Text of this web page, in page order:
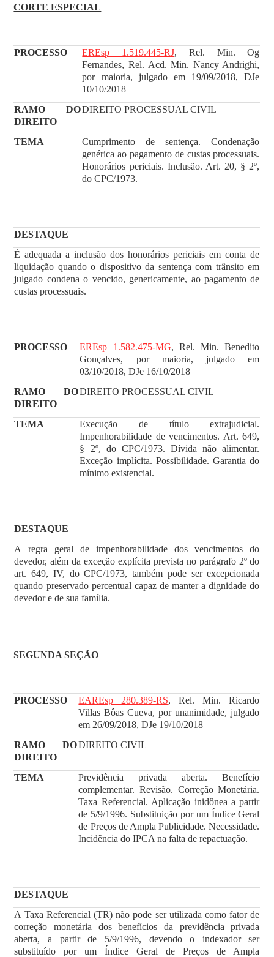
CORTE ESPECIAL
PROCESSO EREsp 1.519.445-RJ, Rel. Min. Og
Fernandes, Rel. Acd. Min. Nancy Andrighi,
por maioria, julgado em 19/09/2018, DJe
10/10/2018
RAMO DO
DIREITO
DIREITO PROCESSUAL CIVIL
TEMA
Cumprimento de sentença. Condenação
genérica ao pagamento de custas processuais.
Honorários periciais. Inclusão. Art. 20, § 2º,
do CPC/1973.
DESTAQUE
É adequada a inclusão dos honorários periciais em conta de
liquidação quando o dispositivo da sentença com trânsito em
julgado condena o vencido, genericamente, ao pagamento de
custas processuais.
PROCESSO EREsp 1.582.475-MG, Rel. Min. Benedito
Gonçalves, por maioria, julgado em
03/10/2018, DJe 16/10/2018
RAMO DO
DIREITO
DIREITO PROCESSUAL CIVIL
TEMA
Execução de título extrajudicial.
Impenhorabilidade de vencimentos. Art. 649,
§ 2º, do CPC/1973. Dívida não alimentar.
Exceção implícita. Possibilidade. Garantia do
mínimo existencial.
DESTAQUE
A regra geral de impenhorabilidade dos vencimentos do
devedor, além da exceção explícita prevista no parágrafo 2º do
art. 649, IV, do CPC/1973, também pode ser excepcionada
quando preservado percentual capaz de manter a dignidade do
devedor e de sua família.
SEGUNDA SEÇÃO
PROCESSO EAREsp 280.389-RS, Rel. Min. Ricardo
Villas Bôas Cueva, por unanimidade, julgado
em 26/09/2018, DJe 19/10/2018
RAMO DO
DIREITO
DIREITO CIVIL
TEMA
Previdência privada aberta. Benefício
complementar. Revisão. Correção Monetária.
Taxa Referencial. Aplicação inidônea a partir
de 5/9/1996. Substituição por um Índice Geral
de Preços de Ampla Publicidade. Necessidade.
Incidência do IPCA na falta de repactuação.
DESTAQUE
A Taxa Referencial (TR) não pode ser utilizada como fator de
correção monetária dos benefícios da previdência privada
aberta, a partir de 5/9/1996, devendo o indexador ser
substituído por um Índice Geral de Preços de Ampla